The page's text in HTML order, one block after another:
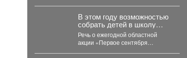
важное явление месяца -
частное лунное...
В этом году возможностью
собрать детей в школу
воспользовались 163
малообеспеченные семьи
Междуреченска.
Речь о ежегодной областной
акции «Первое сентября